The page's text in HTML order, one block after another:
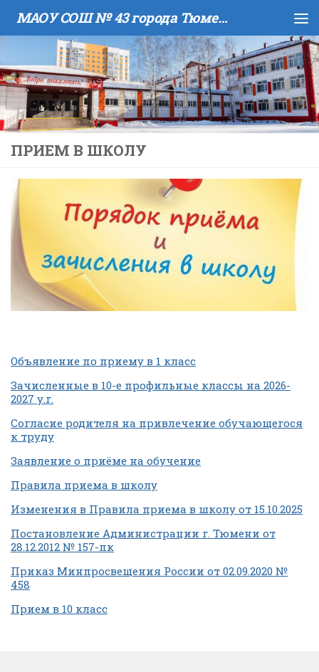
Skip to content МАОУ COШ № 43 города Тюмени имени В.И. Муравленко
ПРИЕМ В ШКОЛУ
Объявление по приему в 1 класс
Зачисленные в 10-е профильные классы на 2026-
2027 у.г.
Согласие родителя на привлечение обучающегося
к труду
Заявление о приёме на обучение
Правила приема в школу
Изменения в Правила приема в школу от 15.10.2025
Постановление Администрации г. Тюмени от
28.12.2012 № 157-пк
Приказ Минпросвещения России от 02.09.2020 №
458
Прием в 10 класс